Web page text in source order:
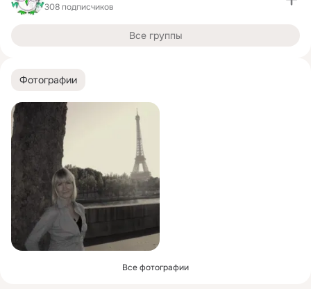
Фотографии
Все фотографии
308 подписчиков
Все группы